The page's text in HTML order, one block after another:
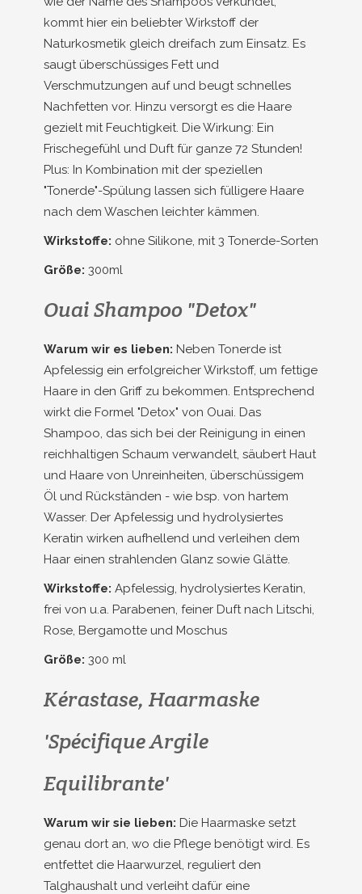
kommt hier ein beliebter Wirkstoff der
Naturkosmetik gleich dreifach zum Einsatz. Es
saugt überschüssiges Fett und
Verschmutzungen auf und beugt schnelles
Nachfetten vor. Hinzu versorgt es die Haare
gezielt mit Feuchtigkeit. Die Wirkung: Ein
Frischegefühl und Duft für ganze 72 Stunden!
Plus: In Kombination mit der speziellen
"Tonerde"-Spülung lassen sich fülligere Haare
nach dem Waschen leichter kämmen.
Wirkstoffe: ohne Silikone, mit 3 Tonerde-Sorten
Größe: 300ml
Ouai Shampoo "Detox"
Warum wir es lieben: Neben Tonerde ist
Apfelessig ein erfolgreicher Wirkstoff, um fettige
Haare in den Griff zu bekommen. Entsprechend
wirkt die Formel "Detox" von Ouai. Das
Shampoo, das sich bei der Reinigung in einen
reichhaltigen Schaum verwandelt, säubert Haut
und Haare von Unreinheiten, überschüssigem
Öl und Rückständen - wie bsp. von hartem
Wasser. Der Apfelessig und hydrolysiertes
Keratin wirken aufhellend und verleihen dem
Haar einen strahlenden Glanz sowie Glätte.
Wirkstoffe: Apfelessig, hydrolysiertes Keratin,
frei von u.a. Parabenen, feiner Duft nach Litschi,
Rose, Bergamotte und Moschus
Größe: 300 ml
Kérastase, Haarmaske
'Spécifique Argile
Equilibrante'
Warum wir sie lieben: Die Haarmaske setzt
genau dort an, wo die Pflege benötigt wird. Es
entfettet die Haarwurzel, reguliert den
Talghaushalt und verleiht dafür eine